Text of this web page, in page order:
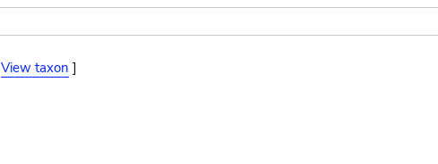
View taxon ]